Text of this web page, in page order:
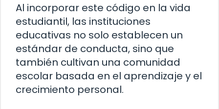
Al incorporar este código en la vida
estudiantil, las instituciones
educativas no solo establecen un
estándar de conducta, sino que
también cultivan una comunidad
escolar basada en el aprendizaje y el
crecimiento personal.